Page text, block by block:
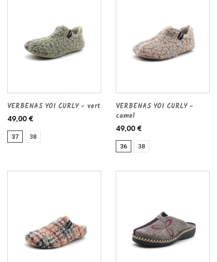
VERBENAS YOI CURLY - vert
49,00 €
37 38
VERBENAS YOI CURLY -
camel
49,00 €
36 38